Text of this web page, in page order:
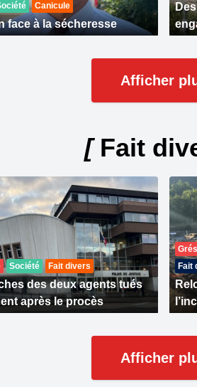
Canicule
face à la sécheresse
Afficher
[Fait
Société Fait divers
des deux agents tués
après le procès
Fait
Afficher